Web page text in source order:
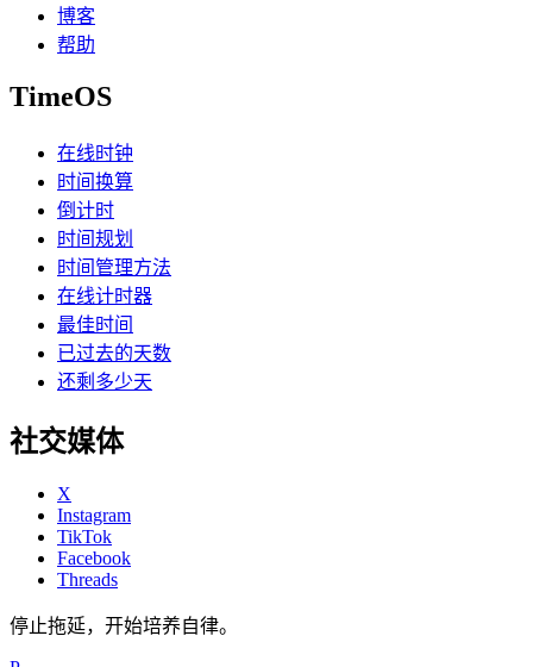
博客
帮助
TimeOS
在线时钟
时间换算
倒计时
时间规划
时间管理方法
在线计时器
最佳时间
已过去的天数
还剩多少天
社交媒体
X
Instagram
TikTok
Facebook
Threads
停止拖延，开始培养自律。